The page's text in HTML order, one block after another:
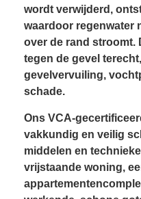
wordt verwijderd,
waardoor regenwater
over de rand stroomt.
tegen de gevel
gevelvervuiling,
schade.
Ons VCA-
vakkundig en veilig
middelen en
vrijstaande woning,